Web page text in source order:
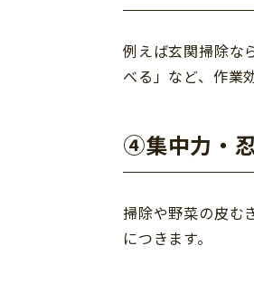
例えば玄関掃除な
べる」など、作業
④集中力・
掃除や野菜の皮む
につきます。